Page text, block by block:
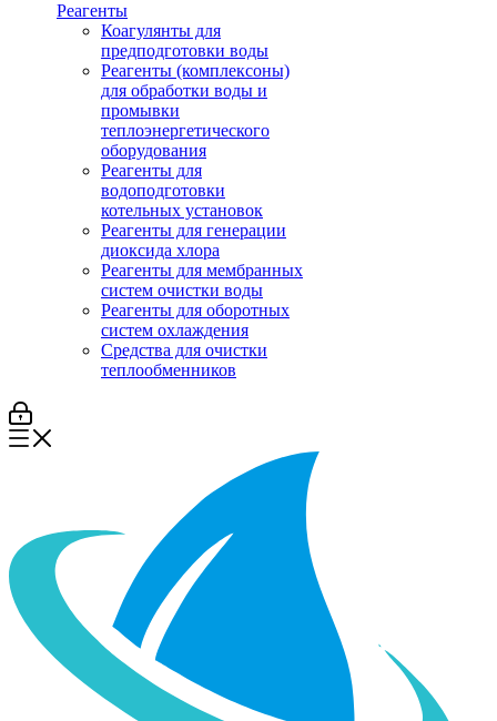
Реагенты
Коагулянты для
предподготовки воды
Реагенты (комплексоны)
для обработки воды и
промывки
теплоэнергетического
оборудования
Реагенты для
водоподготовки
котельных установок
Реагенты для генерации
диоксида хлора
Реагенты для мембранных
систем очистки воды
Реагенты для оборотных
систем охлаждения
Средства для очистки
теплообменников